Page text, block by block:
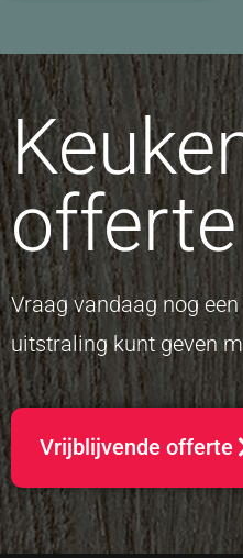
Vraag vandaag nog
uitstraling kunt geven
Vrijblijvende offerte